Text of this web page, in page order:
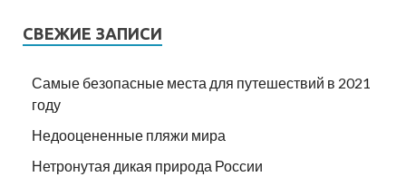
СВЕЖИЕ ЗАПИСИ
Самые безопасные места для путешествий в 2021
году
Недооцененные пляжи мира
Нетронутая дикая природа России